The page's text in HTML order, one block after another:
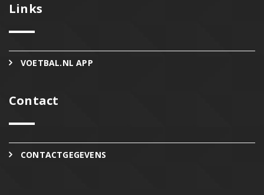
Links
VOETBAL.NL APP
Contact
CONTACTGEGEVENS